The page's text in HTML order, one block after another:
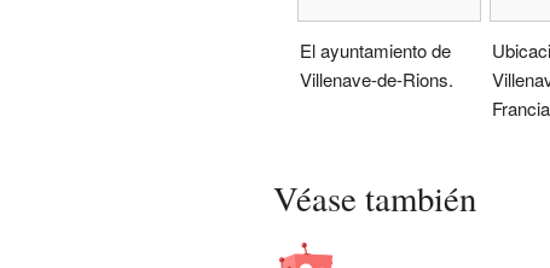
El ayuntamiento de
Villenave-de-Rions.
Véase también